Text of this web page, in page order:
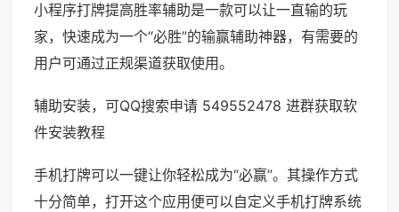
小程序打牌提高胜率辅助是一款可以让一直输的玩
家，快速成为一个“必胜”的输赢辅助神器，有需要的
用户可通过正规渠道获取使用。
辅助安装，可QQ搜索申请 549552478 进群获取软
件安装教程
手机打牌可以一键让你轻松成为“必赢”。其操作方式
十分简单，打开这个应用便可以自定义手机打牌系统